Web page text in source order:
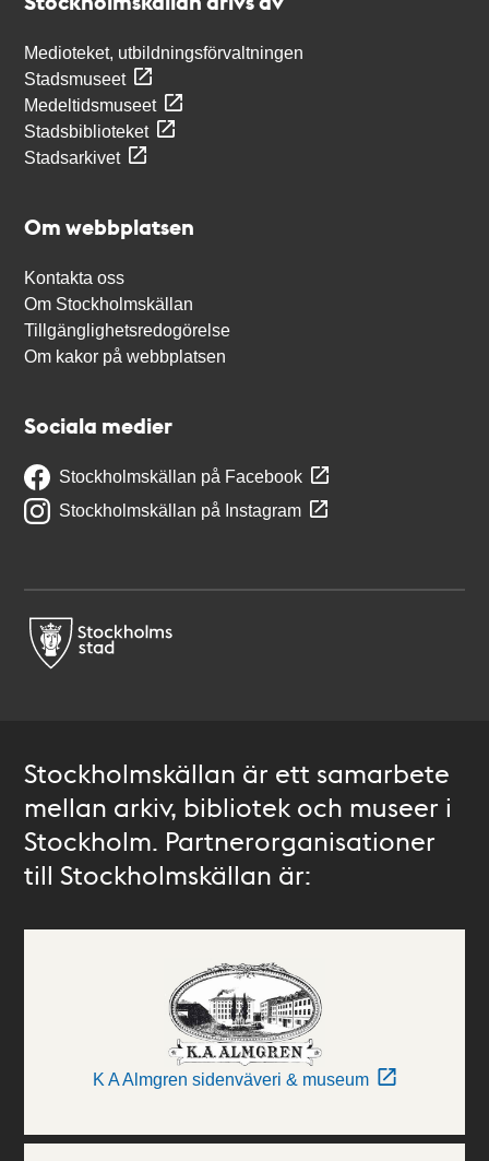
Medioteket, utbildningsförvaltningen
Stadsmuseet
Medeltidsmuseet
Stadsbiblioteket
Stadsarkivet
Om webbplatsen
Kontakta oss
Om Stockholmskällan
Tillgänglighetsredogörelse
Om kakor på webbplatsen
Sociala medier
Stockholmskällan på Facebook
Stockholmskällan på Instagram
Stockholmskällan är ett samarbete
mellan arkiv, bibliotek och museer i
Stockholm. Partnerorganisationer
till Stockholmskällan är:
K A Almgren sidenväveri & museum